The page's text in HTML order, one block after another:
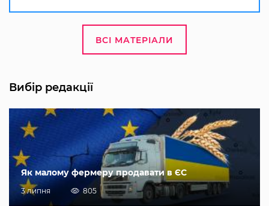
ВСІ МАТЕРІАЛИ
Вибір редакції
Як малому фермеру продавати в ЄС
3 липня 805